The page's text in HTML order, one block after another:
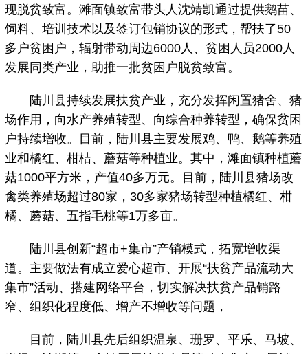
现脱贫致富。滩面镇致富带头人沈靖凯通过提供鹅苗、
饲料、培训技术以及签订包销协议的形式，帮扶了50
多户贫困户，辐射带动周边6000人、贫困人员2000人
发展同类产业，助推一批贫困户脱贫致富。
陆川县持续发展扶贫产业，充分发挥闲置猪舍、猪
场作用，向水产养殖转型、向综合种养转型，确保贫困
户持续增收。目前，陆川县主要发展鸡、鸭、鹅等养殖
业和橘红、柑桔、蘑菇等种植业。其中，滩面镇种植蘑
菇1000平方米，产值40多万元。目前，陆川县猪场改
禽类养殖场超过80家，30多家猪场转型种植橘红、柑
橘、蘑菇、五指毛桃等1万多亩。
陆川县创新“超市+集市”产销模式，拓宽增收渠
道。主要做法有成立爱心超市、开展“扶贫产品流动大
集市”活动、搭建网络平台，切实解决扶贫产品销路
窄、组织化程度低、增产不增收等问题，
目前，陆川县先后组织温泉、珊罗、平乐、马坡、